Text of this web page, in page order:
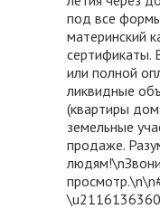
под все
материнский
сертификаты.
или полной
ликвидные
(квартиры
земельные
продаже.